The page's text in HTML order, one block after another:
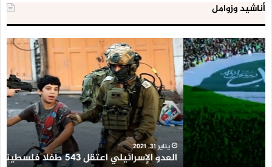
أناشيد وزوامل
العدو
الإسرائيلي
اعتقل
543
طفلا
فلسطينيا
خلال
2020
يناير 31, 2021
العدو الإسرائيلي اعتقل 543 طفلا فلسطينيا خلال 2020